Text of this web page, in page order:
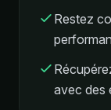
Restez
avec des